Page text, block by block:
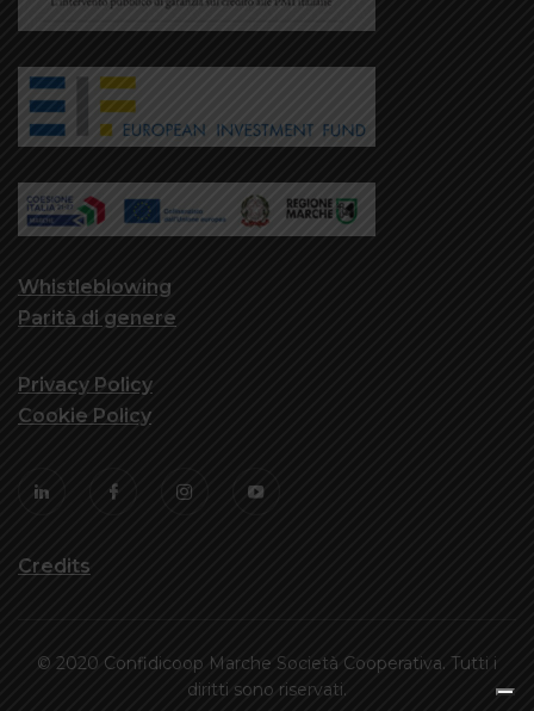
Whistleblowing
Parità di genere
Privacy Policy
Cookie Policy
Credits
© 2020 Confidicoop Marche Società Cooperativa. Tutti i
diritti sono riservati.